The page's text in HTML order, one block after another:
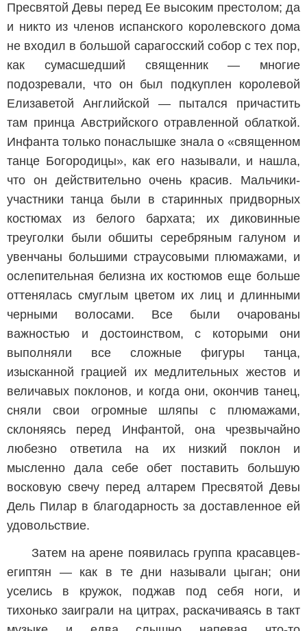
Пресвятой Девы перед Ее высоким престолом; да
и никто из членов испанского королевского дома
не входил в большой сарагосский собор с тех пор,
как сумасшедший священник — многие
подозревали, что он был подкуплен королевой
Елизаветой Английской — пытался причастить
там принца Австрийского отравленной облаткой.
Инфанта только понаслышке знала о «священном
танце Богородицы», как его называли, и нашла,
что он действительно очень красив. Мальчики-
участники танца были в старинных придворных
костюмах из белого бархата; их диковинные
треуголки были обшиты серебряным галуном и
увенчаны большими страусовыми плюмажами, и
ослепительная белизна их костюмов еще больше
оттенялась смуглым цветом их лиц и длинными
черными волосами. Все были очарованы
важностью и достоинством, с которыми они
выполняли все сложные фигуры танца,
изысканной грацией их медлительных жестов и
величавых поклонов, и когда они, окончив танец,
сняли свои огромные шляпы с плюмажами,
склоняясь перед Инфантой, она чрезвычайно
любезно ответила на их низкий поклон и
мысленно дала себе обет поставить большую
восковую свечу перед алтарем Пресвятой Девы
Дель Пилар в благодарность за доставленное ей
удовольствие.
Затем на арене появилась группа красавцев-
египтян — как в те дни называли цыган; они
уселись в кружок, поджав под себя ноги, и
тихонько заиграли на цитрах, раскачиваясь в такт